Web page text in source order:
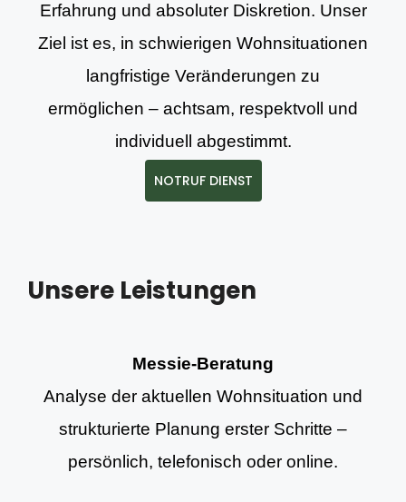
Erfahrung und absoluter Diskretion. Unser
Ziel ist es, in schwierigen Wohnsituationen
langfristige Veränderungen zu
ermöglichen – achtsam, respektvoll und
individuell abgestimmt.
NOTRUF DIENST
Unsere Leistungen
Messie-Beratung
Analyse der aktuellen Wohnsituation und
strukturierte Planung erster Schritte –
persönlich, telefonisch oder online.